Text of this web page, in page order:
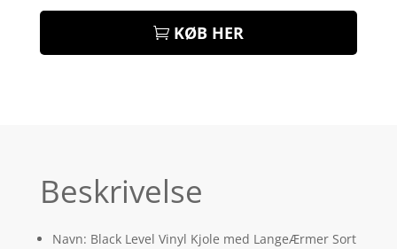
KØB HER
Beskrivelse
Navn: Black Level Vinyl Kjole med LangeÆrmer Sort